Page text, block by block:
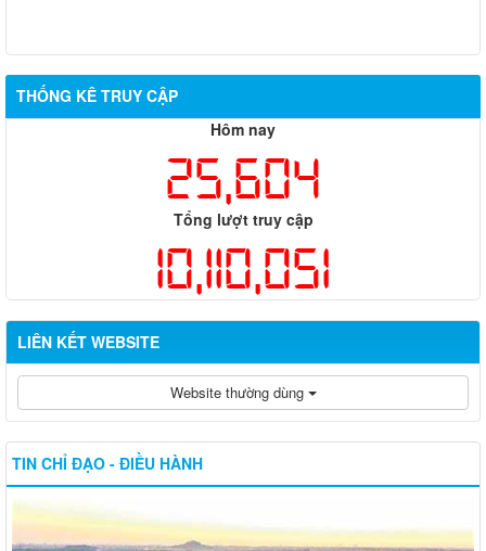
THỐNG KÊ TRUY CẬP
Hôm nay
25,604
Tổng lượt truy cập
10,110,051
LIÊN KẾT WEBSITE
Website thường dùng
TIN CHỈ ĐẠO - ĐIỀU HÀNH